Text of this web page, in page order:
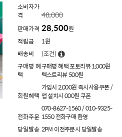
소비자가
격
48,000
판매가격 28,500원
적립금
1원
배송비
(조건)
구매평 혜
택
구매평 혜택 포토리뷰 1,000원
텍스트리뷰 500원
회원혜택
가입시 2,000원 즉시사용쿠폰 /
앱 설치시 000원 쿠폰
전화주문
070-8627-1560 / 010-9325-
1550 전화구매 환영
당일발송 2PM 이전주문시 당일발송